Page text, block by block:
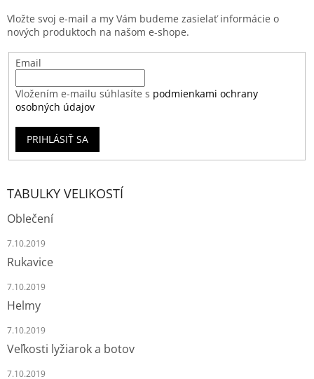
Vložte svoj e-mail a my Vám budeme zasielať informácie o
nových produktoch na našom e-shope.
Email
Vložením e-mailu súhlasíte s podmienkami ochrany
osobných údajov
PRIHLÁSIŤ SA
TABULKY VELIKOSTÍ
Oblečení
7.10.2019
Rukavice
7.10.2019
Helmy
7.10.2019
Veľkosti lyžiarok a botov
7.10.2019